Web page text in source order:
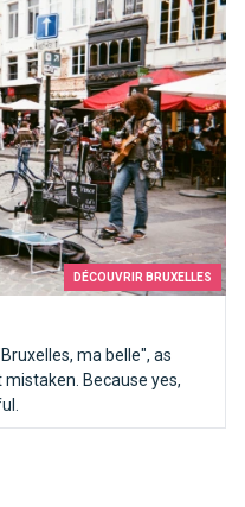
DÉCOUVRIR BRUXELLES
ma belle", as
Because yes,